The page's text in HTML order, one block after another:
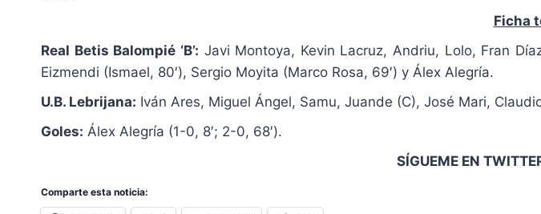
Ficha
Real Betis Balompié ‘B’: Javi Montoya, Kevin Lacruz, Andriu, Lolo, Fran
Eizmendi (Ismael, 80′), Sergio Moyita (Marco Rosa, 69′) y Álex Alegría.
U.B. Lebrijana: Iván Ares, Miguel Ángel, Samu, Juande (C), José Mari,
Goles: Álex Alegría (1-0, 8′; 2-0, 68′).
SÍGUEME EN
Comparte esta noticia: